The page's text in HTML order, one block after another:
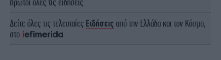
Δείτε όλες τις τελευταίες Ειδήσεις από την Ελλάδα και τον Κόσμο,
στο